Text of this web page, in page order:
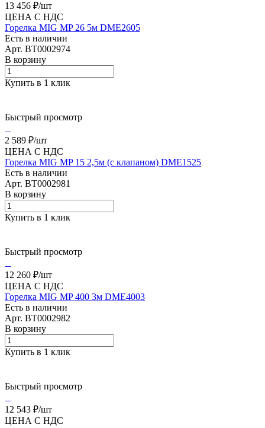
13 456 ₽/шт
ЦЕНА С НДС
Горелка MIG MP 26 5м DME2605
Есть в наличии
Арт. BT0002974
В корзину
Купить в 1 клик
Быстрый просмотр
2 589 ₽/шт
ЦЕНА С НДС
Горелка MIG MP 15 2,5м (с клапаном) DME1525
Есть в наличии
Арт. BT0002981
В корзину
Купить в 1 клик
Быстрый просмотр
12 260 ₽/шт
ЦЕНА С НДС
Горелка MIG MP 400 3м DME4003
Есть в наличии
Арт. BT0002982
В корзину
Купить в 1 клик
Быстрый просмотр
12 543 ₽/шт
ЦЕНА С НДС